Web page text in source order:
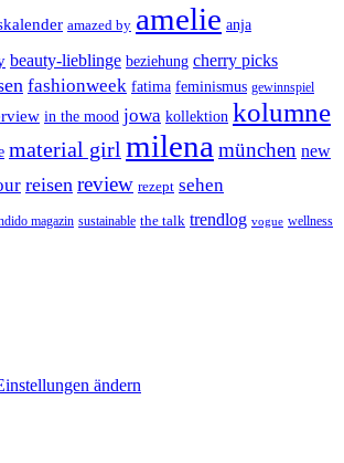
amazed by amelie anja
beauty-lieblinge beziehung cherry picks
fashionweek fatima feminismus gewinnspiel
in the mood jowa kollektion kolumne
material girl milena münchen new
reisen review rezept sehen
magazin sustainable the talk trendlog vogue wellness
ändern